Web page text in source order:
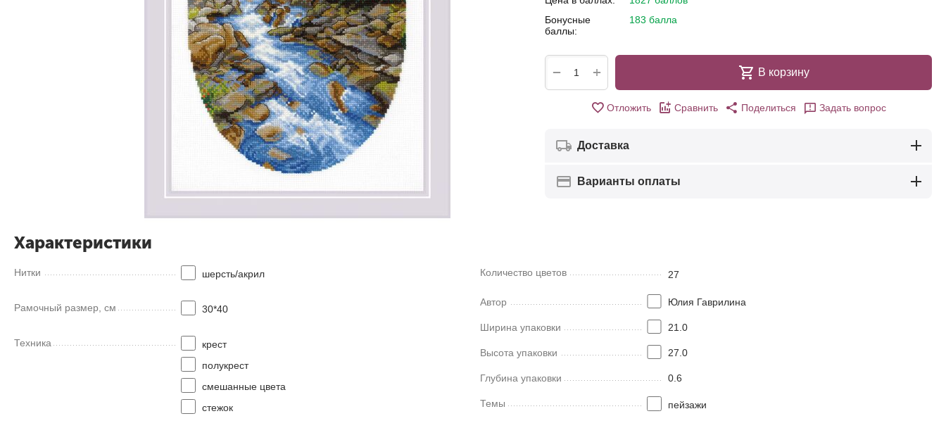
Бонусные
баллы:
183 балла
+
− В корзину
Отложить Сравнить Поделиться Задать вопрос
Доставка
Варианты оплаты
Характеристики
Нитки шерсть/акрил
Рамочный размер, см 30*40
Техника
крест
полукрест
смешанные цвета
стежок
Количество цветов 27
Автор Юлия Гаврилина
Ширина упаковки 21.0
Высота упаковки 27.0
Глубина упаковки 0.6
Темы пейзажи